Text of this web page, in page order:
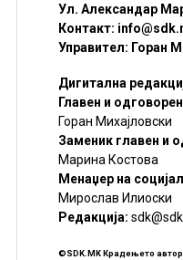
Ул. Александар
Контакт:
Управител: Горан
Дигитална
Главен и
Горан Михајловски
Заменик главен и
Марина Костова
Менаџер на
Мирослав Илиоски
Редакцијa:
©SDK.MK Крадењето